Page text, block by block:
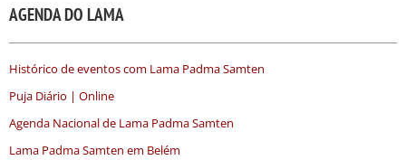
AGENDA DO LAMA
Histórico de eventos com Lama Padma Samten
Puja Diário | Online
Agenda Nacional de Lama Padma Samten
Lama Padma Samten em Belém